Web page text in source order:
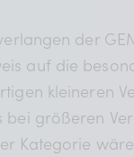
der
auf die
kleineren
größeren
Kategorie